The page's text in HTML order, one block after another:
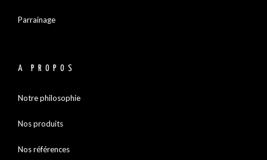
Parrainage
A PROPOS
Notre philosophie
Nos produits
Nos références